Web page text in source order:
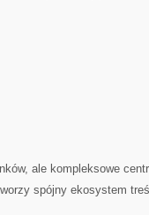
ale kompleksowe
spójny ekosystem